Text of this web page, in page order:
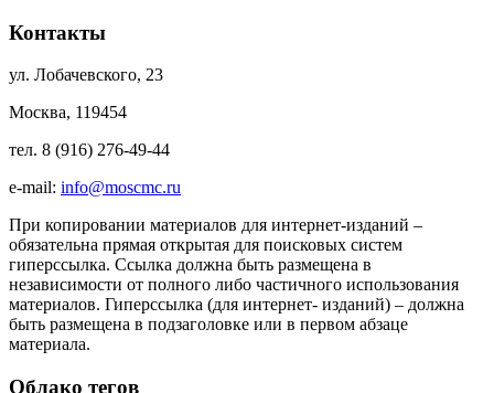
Контакты
ул. Лобачевского, 23
Москва, 119454
тел. 8 (916) 276-49-44
e-mail: info@moscmc.ru
При копировании материалов для интернет-изданий –
обязательна прямая открытая для поисковых систем
гиперссылка. Ссылка должна быть размещена в
независимости от полного либо частичного использования
материалов. Гиперссылка (для интернет- изданий) – должна
быть размещена в подзаголовке или в первом абзаце
материала.
Облако тегов